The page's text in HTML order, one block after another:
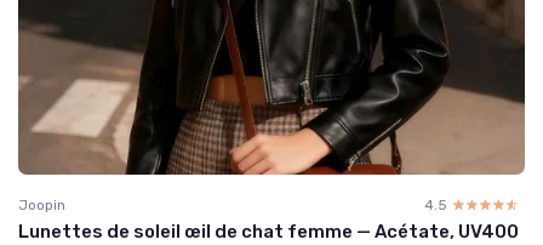
Joopin 4.5 ☆☆☆☆☆
★★★★★
Lunettes de soleil œil de chat femme — Acétate, UV400